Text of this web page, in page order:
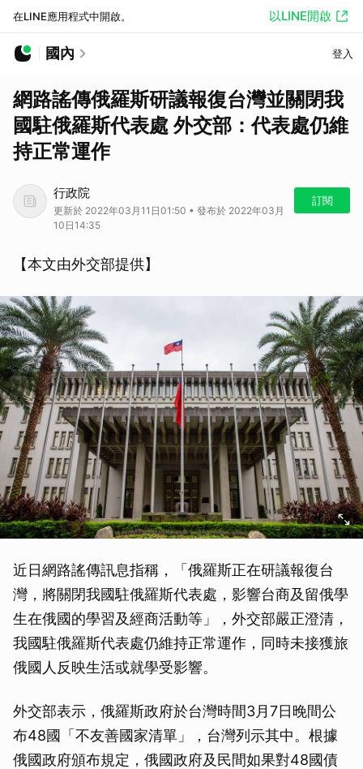
在LINE應用程式中開啟。 以LINE開啟
國內 登入
網路謠傳俄羅斯研議報復台灣並關閉我
國駐俄羅斯代表處 外交部：代表處仍維
持正常運作
行政院
更新於 2022年03月11日01:50 • 發布於 2022年03月
10日14:35
訂閱
【本文由外交部提供】
近日網路謠傳訊息指稱，「俄羅斯正在研議報復台
灣，將關閉我國駐俄羅斯代表處，影響台商及留俄學
生在俄國的學習及經商活動等」，外交部嚴正澄清，
我國駐俄羅斯代表處仍維持正常運作，同時未接獲旅
俄國人反映生活或就學受影響。
外交部表示，俄羅斯政府於台灣時間3月7日晚間公
布48國「不友善國家清單」，台灣列示其中。根據
俄國政府頒布規定，俄國政府及民間如果對48國債
取消